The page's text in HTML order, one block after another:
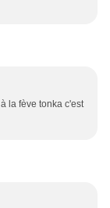
la fève tonka c'est